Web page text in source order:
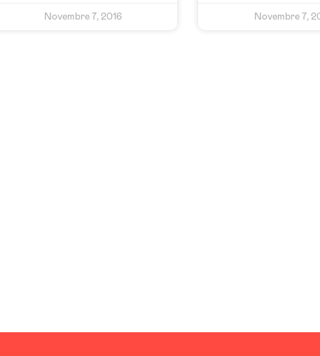
Novembre 7, 2016 Novembre 7,